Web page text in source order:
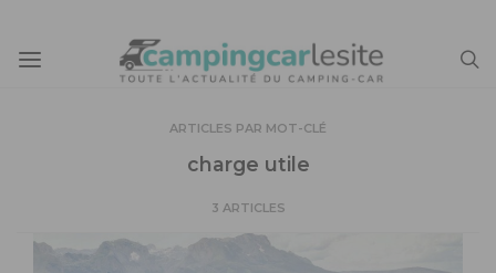
ARTICLES PAR MOT-CLÉ
charge utile
3 ARTICLES